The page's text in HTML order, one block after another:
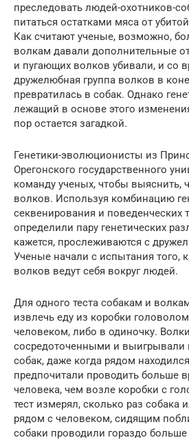
преследовать людей-охотников-
питаться остатками мяса от
Как считают ученые, возможно,
волкам давали дополнительные
и пугающих волков убивали, и со
дружелюбная группа волков в
превратилась в собак. Однако
лежащий в основе этого
пор остается загадкой.
Генетики-эволюционисты из
Орегонского государственного
команду ученых, чтобы выяснить,
волков. Используя комбинацию
секвенирования и поведенческих
определили пару генетических
кажется, прослеживаются с
Ученые начали с испытания того,
волков ведут себя вокруг людей.
Для одного теста собакам и
извлечь еду из коробки
человеком, либо в одиночку.
сосредоточенными и выигрывали
собак, даже когда рядом
предпочитали проводить больше
человека, чем возле коробки с
тест измерял, сколько раз собака
рядом с человеком, сидящим
собаки проводили гораздо